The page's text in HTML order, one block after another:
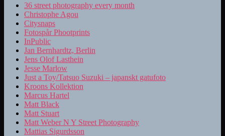
36 street photography every month
Christophe Agou
Citysnaps
Fotospår Phootprints
InPublic
Jan Bernhardtz, Berlin
Jens Olof Lasthein
Jesse Marlow
Just a Toy/Tatsuo Suzuki – japanskt gatufoto
Kroons Kollektion
Marcus Hartel
Matt Black
Matt Stuart
Matt Weber N Y Street Photography
Mattias Sigurdsson